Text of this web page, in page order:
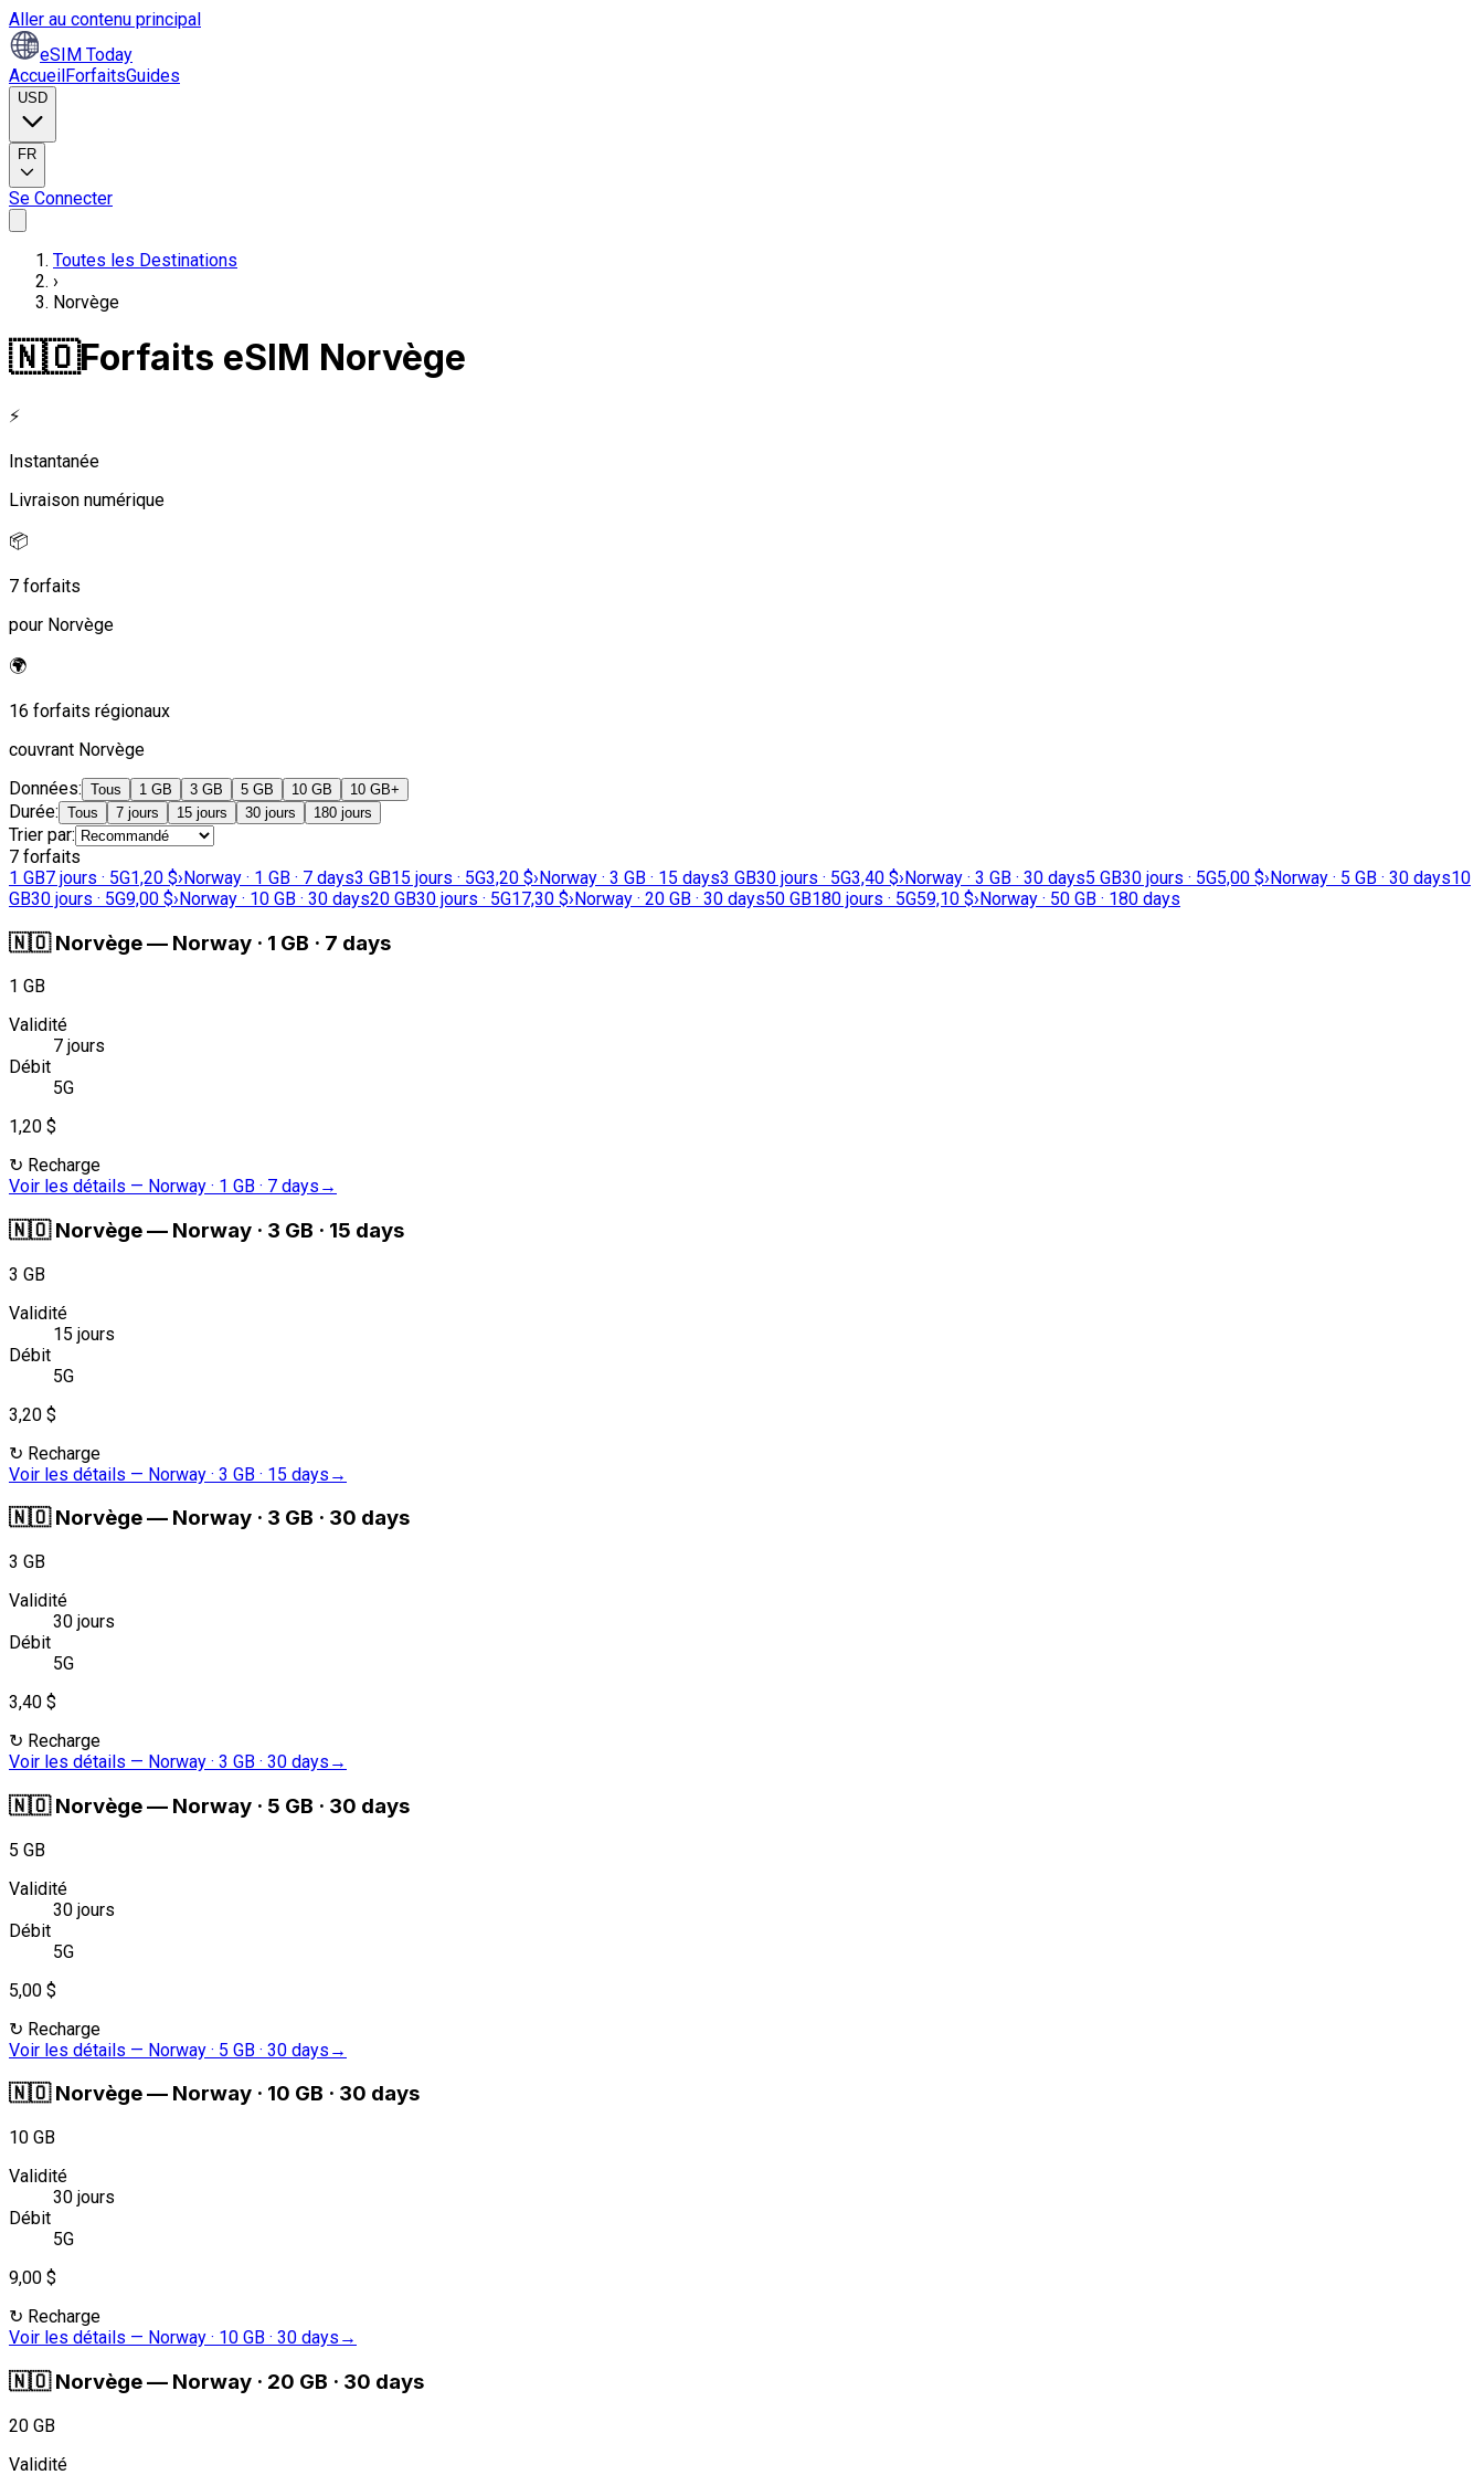
Aller au contenu principal
eSIM Today
AccueilForfaitsGuides
USD
FR
Se Connecter
Toutes les Destinations
›
Norvège
🇳🇴Forfaits eSIM Norvège
⚡
Instantanée
Livraison numérique
📦
7 forfaits
pour Norvège
🌍
16 forfaits régionaux
couvrant Norvège
Données: Tous 1 GB 3 GB 5 GB 10 GB 10 GB+
Durée: Tous 7 jours 15 jours 30 jours 180 jours
Trier par:
7 forfaits
1 GB7 jours · 5G1,20 $›Norway · 1 GB · 7 days3 GB15 jours · 5G3,20 $›Norway · 3 GB · 15 days3 GB30 jours · 5G3,40 $›Norway · 3 GB · 30 days5 GB30 jours · 5G5,00 $›Norway · 5 GB · 30 days10
GB30 jours · 5G9,00 $›Norway · 10 GB · 30 days20 GB30 jours · 5G17,30 $›Norway · 20 GB · 30 days50 GB180 jours · 5G59,10 $›Norway · 50 GB · 180 days
🇳🇴 Norvège— Norway · 1 GB · 7 days
1 GB
Validité
7 jours
Débit
5G
1,20 $
↻ Recharge
Voir les détails — Norway · 1 GB · 7 days →
🇳🇴 Norvège— Norway · 3 GB · 15 days
3 GB
Validité
15 jours
Débit
5G
3,20 $
↻ Recharge
Voir les détails — Norway · 3 GB · 15 days →
🇳🇴 Norvège— Norway · 3 GB · 30 days
3 GB
Validité
30 jours
Débit
5G
3,40 $
↻ Recharge
Voir les détails — Norway · 3 GB · 30 days →
🇳🇴 Norvège— Norway · 5 GB · 30 days
5 GB
Validité
30 jours
Débit
5G
5,00 $
↻ Recharge
Voir les détails — Norway · 5 GB · 30 days →
🇳🇴 Norvège— Norway · 10 GB · 30 days
10 GB
Validité
30 jours
Débit
5G
9,00 $
↻ Recharge
Voir les détails — Norway · 10 GB · 30 days →
🇳🇴 Norvège— Norway · 20 GB · 30 days
20 GB
Validité